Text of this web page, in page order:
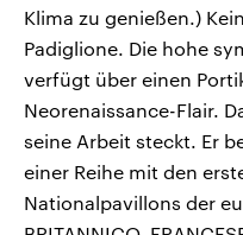
Klima zu genießen.)
Padiglione. Die hohe
verfügt über einen
Neorenaissance-Flair.
seine Arbeit steckt. Er
einer Reihe mit den
Nationalpavillons der